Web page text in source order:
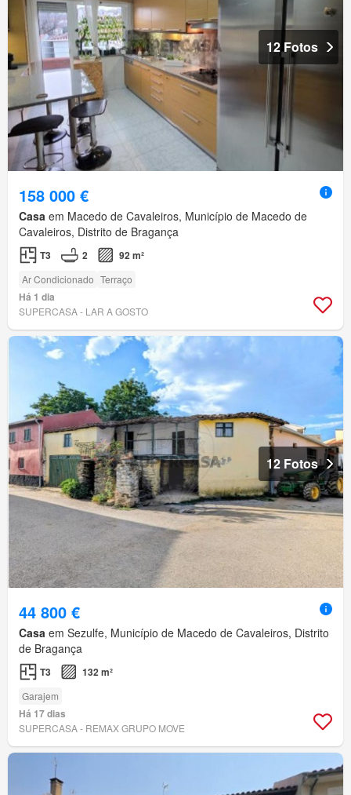
12 Fotos
158 000 €
Casa em Macedo de Cavaleiros, Município de Macedo de
Cavaleiros, Distrito de Bragança
T3 2 92 m²
Ar Condicionado Terraço
Há 1 dia
SUPERCASA - LAR A GOSTO
12 Fotos
44 800 €
Casa em Sezulfe, Município de Macedo de Cavaleiros, Distrito
de Bragança
T3 132 m²
Garajem
Há 17 dias
SUPERCASA - REMAX GRUPO MOVE